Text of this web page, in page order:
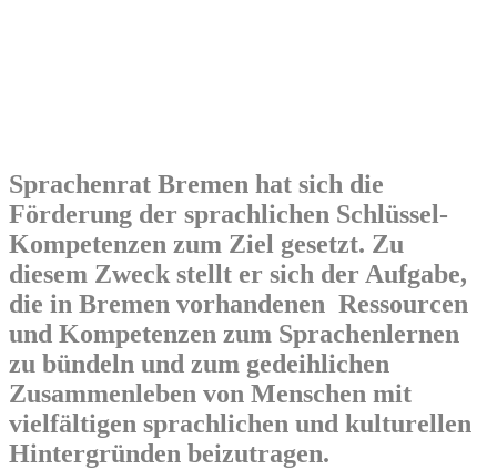
Sprachenrat Bremen hat sich die
Förderung der sprachlichen Schlüssel-
Kompetenzen zum Ziel gesetzt. Zu
diesem Zweck stellt er sich der Aufgabe,
die in Bremen vorhandenen Ressourcen
und Kompetenzen zum Sprachenlernen
zu bündeln und zum gedeihlichen
Zusammenleben von Menschen mit
vielfältigen sprachlichen und kulturellen
Hintergründen beizutragen.